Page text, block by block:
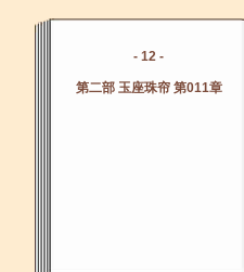
- 12 -
第二部 玉座珠帘 第011章